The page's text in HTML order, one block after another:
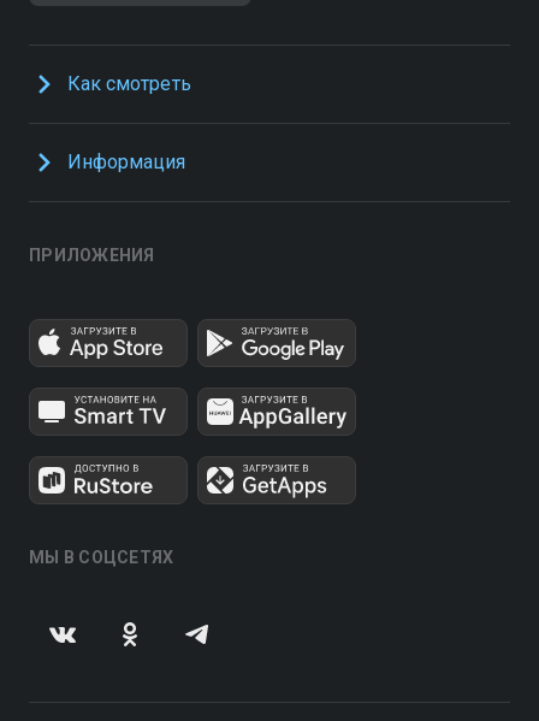
Как смотреть
Информация
ПРИЛОЖЕНИЯ
МЫ В СОЦСЕТЯХ